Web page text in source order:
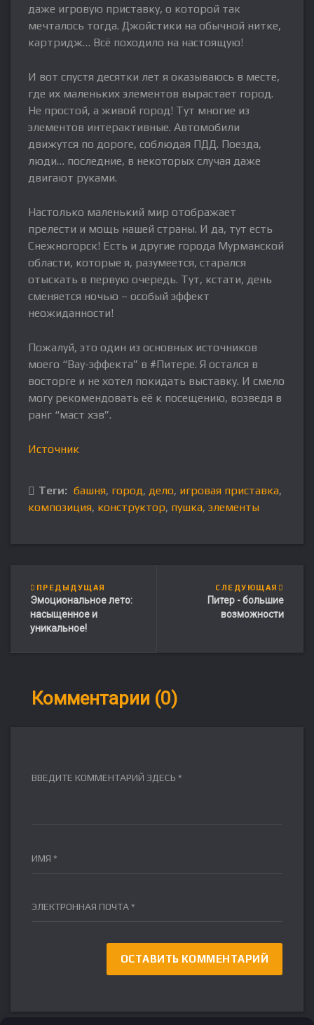
даже игровую приставку, о которой так
мечталось тогда. Джойстики на обычной нитке,
картридж… Всё походило на настоящую!
И вот спустя десятки лет я оказываюсь в месте,
где их маленьких элементов вырастает город.
Не простой, а живой город! Тут многие из
элементов интерактивные. Автомобили
движутся по дороге, соблюдая ПДД. Поезда,
люди… последние, в некоторых случая даже
двигают руками.
Настолько маленький мир отображает
прелести и мощь нашей страны. И да, тут есть
Снежногорск! Есть и другие города Мурманской
области, которые я, разумеется, старался
отыскать в первую очередь. Тут, кстати, день
сменяется ночью – особый эффект
неожиданности!
Пожалуй, это один из основных источников
моего “Вау-эффекта” в #Питере. Я остался в
восторге и не хотел покидать выставку. И смело
могу рекомендовать её к посещению, возведя в
ранг “маст хэв”.
Источник
Теги: башня, город, дело, игровая приставка,
композиция, конструктор, пушка, элементы
ПРЕДЫДУЩАЯ
Эмоциональное лето:
насыщенное и
уникальное!
СЛЕДУЮЩАЯ
Питер - большие
возможности
Комментарии (0)
ВВЕДИТЕ КОММЕНТАРИЙ ЗДЕСЬ *
ИМЯ *
ЭЛЕКТРОННАЯ ПОЧТА *
DE